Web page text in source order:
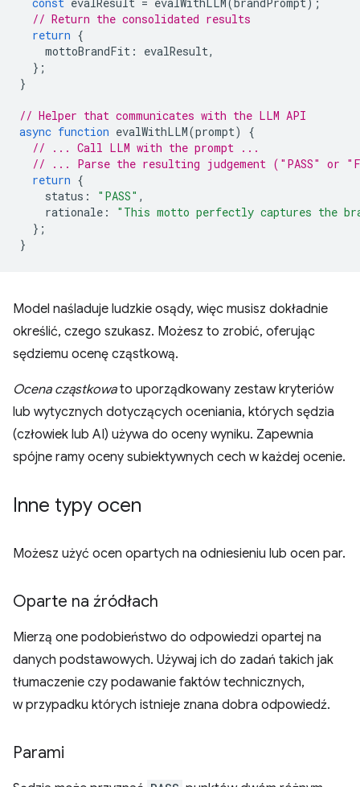
const evalResult = evalWithLLM(brandPrompt);
// Return the consolidated results
return {
mottoBrandFit : evalResult,
};
}
// Helper that communicates with the LLM API
async function evalWithLLM(prompt)
{
// ... Call LLM with the prompt ...
// ... Parse the resulting judgement ("PASS" or
return {
status : "PASS" ,
rationale :
"This motto perfectly captures the
};
}
Model naśladuje ludzkie osądy, więc musisz dokładnie
określić, czego szukasz. Możesz to zrobić, oferując
sędziemu ocenę cząstkową.
Ocena cząstkowato uporządkowany zestaw kryteriów
lub wytycznych dotyczących oceniania, których sędzia
(człowiek lub AI) używa do oceny wyniku. Zapewnia
spójne ramy oceny subiektywnych cech w każdej ocenie.
Inne typy ocen
Możesz użyć ocen opartych na odniesieniu lub ocen par.
Oparte na źródłach
Mierzą one podobieństwo do odpowiedzi opartej na
danych podstawowych. Używaj ich do zadań takich jak
tłumaczenie czy podawanie faktów technicznych,
w przypadku których istnieje znana dobra odpowiedź.
Parami